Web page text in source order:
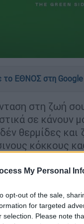
My Personal
opt-out of the sale,
for targeted
selection. Please note
το ΕΘΝΟΣ στη Google
στη ζωή
σε κάνουν
θερμίδες και
κόκκους
ότι πλέον
cola,
καφέ και